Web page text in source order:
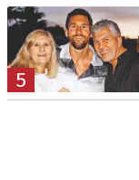
5